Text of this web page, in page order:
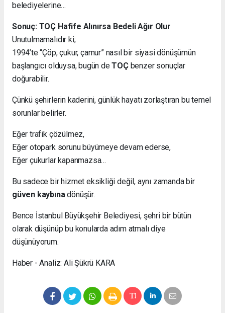
belediyelerine…
Sonuç: TOÇ Hafife Alınırsa Bedeli Ağır Olur
Unutulmamalıdır ki;
1994’te “Çöp, çukur, çamur” nasıl bir siyasi dönüşümün
başlangıcı olduysa, bugün deTOÇbenzer sonuçlar
doğurabilir.
Çünkü şehirlerin kaderini, günlük hayatı zorlaştıran bu temel
sorunlar belirler.
Eğer trafik çözülmez,
Eğer otopark sorunu büyümeye devam ederse,
Eğer çukurlar kapanmazsa…
Bu sadece bir hizmet eksikliği değil, aynı zamanda bir
güven kaybınadönüşür.
Bence İstanbul Büyükşehir Belediyesi, şehri bir bütün
olarak düşünüp bu konularda adım atmalı diye
düşünüyorum.
Haber - Analiz: Ali Şükrü KARA